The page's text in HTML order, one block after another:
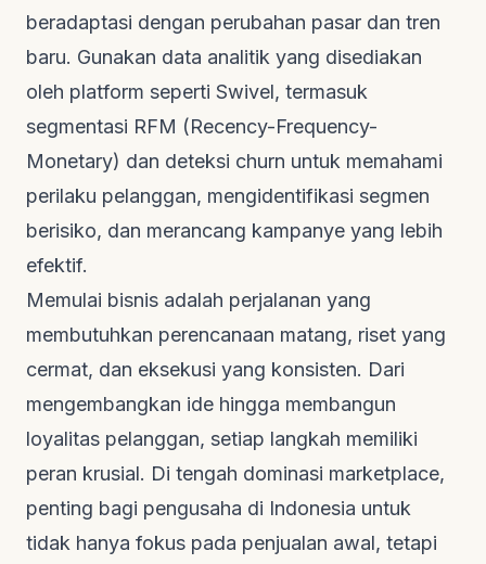
beradaptasi dengan perubahan pasar dan tren
baru. Gunakan data analitik yang disediakan
oleh platform seperti Swivel, termasuk
segmentasi RFM (Recency-Frequency-
Monetary) dan deteksi churn untuk memahami
perilaku pelanggan, mengidentifikasi segmen
berisiko, dan merancang kampanye yang lebih
efektif.
Memulai bisnis adalah perjalanan yang
membutuhkan perencanaan matang, riset yang
cermat, dan eksekusi yang konsisten. Dari
mengembangkan ide hingga membangun
loyalitas pelanggan, setiap langkah memiliki
peran krusial. Di tengah dominasi marketplace,
penting bagi pengusaha di Indonesia untuk
tidak hanya fokus pada penjualan awal, tetapi